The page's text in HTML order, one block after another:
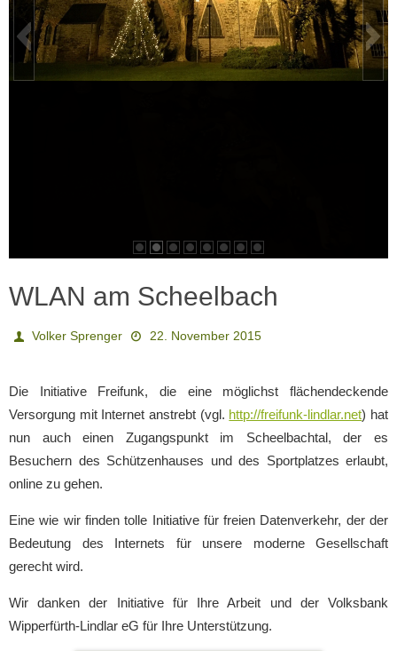
WLAN am Scheelbach
Volker Sprenger 22. November 2015
Die Initiative Freifunk, die eine möglichst flächendeckende
Versorgung mit Internet anstrebt (vgl. http://freifunk-lindlar.net) hat
nun auch einen Zugangspunkt im Scheelbachtal, der es
Besuchern des Schützenhauses und des Sportplatzes erlaubt,
online zu gehen.
Eine wie wir finden tolle Initiative für freien Datenverkehr, der der
Bedeutung des Internets für unsere moderne Gesellschaft
gerecht wird.
Wir danken der Initiative für Ihre Arbeit und der Volksbank
Wipperfürth-Lindlar eG für Ihre Unterstützung.